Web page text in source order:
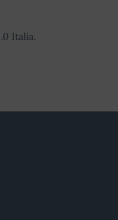
Italia.